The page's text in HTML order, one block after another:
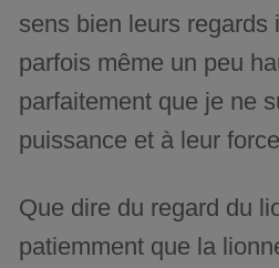
sens bien leurs regards
parfois même un peu
parfaitement que je ne
puissance et à leur
Que dire du regard du
patiemment que la